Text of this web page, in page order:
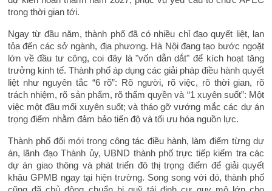
trong thời gian tới.
Ngay từ đầu năm, thành phố đã có nhiều chỉ đạo quyết liệt, lan
tỏa đến các sở ngành, địa phương. Hà Nội đang tạo bước ngoặt
lớn về đầu tư công, coi đây là "vốn dẫn dắt" để kích hoạt tăng
trưởng kinh tế. Thành phố áp dụng các giải pháp điều hành quyết
liệt như nguyên tắc “6 rõ”: Rõ người, rõ việc, rõ thời gian, rõ
trách nhiệm, rõ sản phẩm, rõ thẩm quyền và “1 xuyên suốt”: Một
việc một đầu mối xuyên suốt; và tháo gỡ vướng mắc các dự án
trọng điểm nhằm đảm bảo tiến độ và tối ưu hóa nguồn lực.
Thành phố đổi mới trong công tác điều hành, làm điểm từng dự
án, lãnh đạo Thành ủy, UBND thành phố trực tiếp kiểm tra các
dự án giao thông và phát triển đô thị trọng điểm để giải quyết
khâu GPMB ngay tại hiện trường. Song song với đó, thành phố